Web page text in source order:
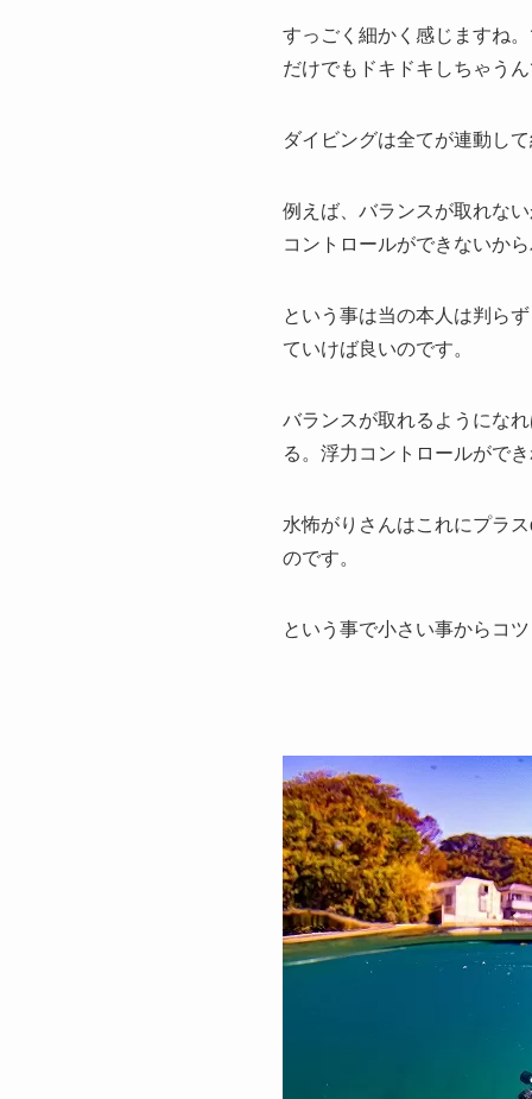
すっごく細かく感じますね
だけでもドキドキしちゃう
ダイビングは全てが連動し
例えば、バランスが取れな
コントロールができないか
という事は当の本人は判ら
ていけば良いのです。
バランスが取れるようにな
る。浮力コントロールがで
水怖がりさんはこれにプラ
のです。
という事で小さい事からコ